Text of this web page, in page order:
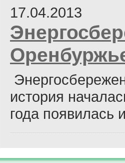
17.04.2013
история
года